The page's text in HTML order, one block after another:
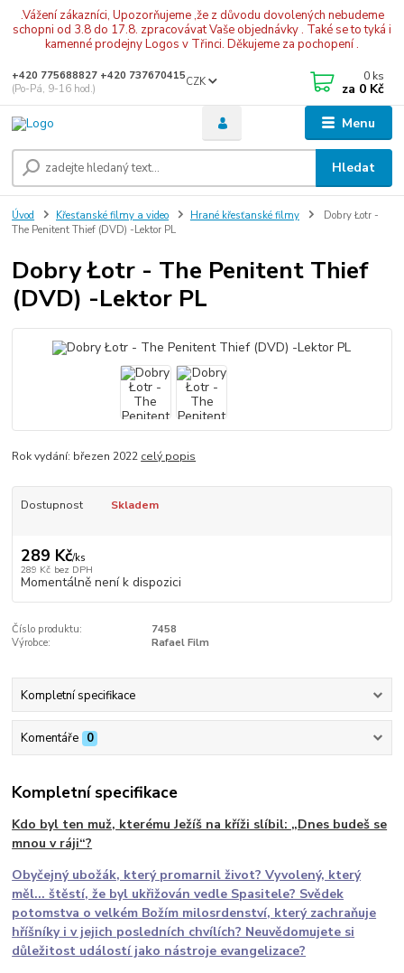
.Vážení zákazníci, Upozorňujeme ,že z důvodu dovolených nebudeme
schopni od 3.8 do 17.8. zpracovávat Vaše objednávky . Také se to tyká i
kamenné prodejny Logos v Třinci. Děkujeme za pochopení .
Menu
CZK
Hledat
+420 775688827 +420 737670415
(Po-Pá, 9-16 hod.)
0 ks
za 0 Kč
Úvod Křesťanské filmy a video Hrané křesťanské filmy
Dobry Łotr -
The Penitent Thief (DVD) -Lektor PL
Dobry Łotr - The Penitent Thief
(DVD) -Lektor PL
Rok vydání: březen 2022 celý popis
Dostupnost Skladem
289 Kč/ks
289 Kč bez DPH
Momentálně není k dispozici
Číslo produktu:
7458
Výrobce:
Rafael Film
Kompletní specifikace
Komentáře 0
Kompletní specifikace
Kdo byl ten muž, kterému Ježíš na kříži slíbil: „Dnes budeš se
mnou v ráji“?
Obyčejný ubožák, který promarnil život? Vyvolený, který
měl... štěstí, že byl ukřižován vedle Spasitele? Svědek
potomstva o velkém Božím milosrdenství, který zachraňuje
hříšníky i v jejich posledních chvílích? Neuvědomujete si
důležitost událostí jako nástroje evangelizace?